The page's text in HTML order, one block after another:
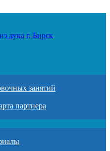
лука г. Бирск
занятий
партнера